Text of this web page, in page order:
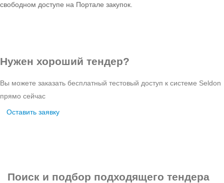
свободном доступе на Портале закупок.
Нужен хороший тендер?
Вы можете заказать бесплатный тестовый доступ к системе Seldon
прямо сейчас
Оставить заявку
Поиск и подбор подходящего тендера